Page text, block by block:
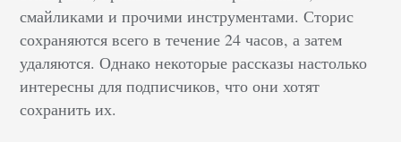
смайликами и прочими инструментами. Сторис
сохраняются всего в течение 24 часов, а затем
удаляются. Однако некоторые рассказы настолько
интересны для подписчиков, что они хотят
сохранить их.